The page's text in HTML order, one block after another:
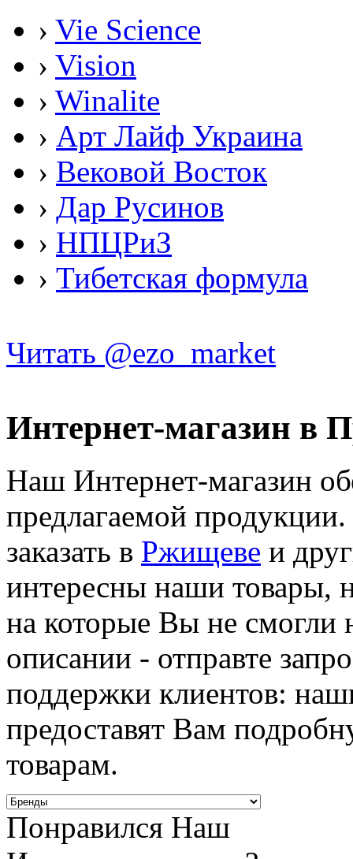
› Vie Science
› Vision
› Winalite
› Арт Лайф Украина
› Вековой Восток
› Дар Русинов
› НПЦРиЗ
› Тибетская формула
Читать @ezo_market
Интернет-магазин в
Наш Интернет-магазин
предлагаемой
заказать в Ржищеве и
интересны наши товары,
на которые Вы не смогли
описании - отправте
поддержки клиентов:
предоставят Вам
товарам.
Понравился Наш